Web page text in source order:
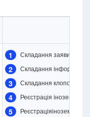
1 Складання заяви про
2 Складання
3 Складання клопотання
4 Реєстрація іноземної
5 Реєстраціяіноземної